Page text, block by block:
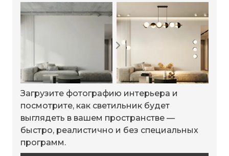
Загрузите фотографию интерьера и
посмотрите, как светильник будет
выглядеть в вашем пространстве —
быстро, реалистично и без специальных
программ.